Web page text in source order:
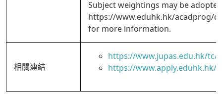
Subject weightings may be
https://www.eduhk.hk/acadprog/
for more information.
相關連結
https://www.jupas.edu.hk/tc/
https://www.apply.eduhk.hk/